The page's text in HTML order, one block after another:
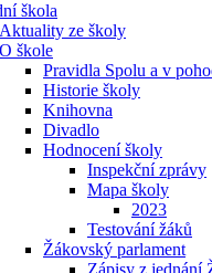
škola
Aktuality ze školy
O škole
Pravidla Spolu a v
Historie školy
Knihovna
Divadlo
Hodnocení školy
Inspekční zprávy
Mapa školy
2023
Testování žáků
Žákovský parlament
Zápisy z jednání